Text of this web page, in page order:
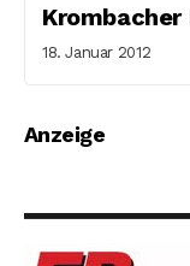
18. Januar 2012
Anzeige